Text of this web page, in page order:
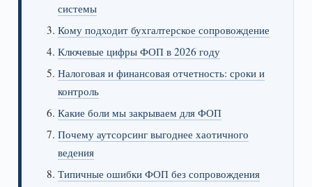
системы
Кому подходит бухгалтерское сопровождение
Ключевые цифры ФОП в 2026 году
Налоговая и финансовая отчетность: сроки и
контроль
Какие боли мы закрываем для ФОП
Почему аутсорсинг выгоднее хаотичного
ведения
Типичные ошибки ФОП без сопровождения